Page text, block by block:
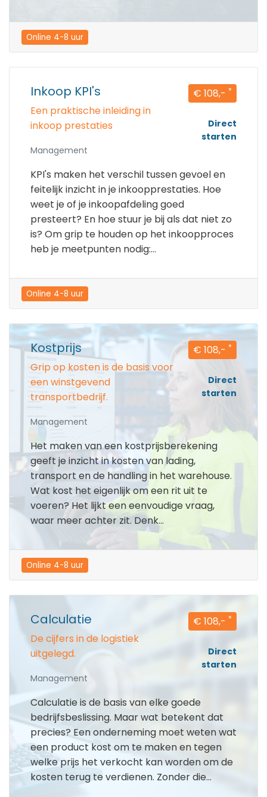
Online 4-8 uur
Inkoop KPI's
Een praktische inleiding in
inkoop prestaties
Management
€ 108,- *
Direct
starten
KPI's maken het verschil tussen gevoel en
feitelijk inzicht in je inkoopprestaties. Hoe
weet je of je inkoopafdeling goed
presteert? En hoe stuur je bij als dat niet zo
is? Om grip te houden op het inkoopproces
heb je meetpunten nodig:...
Online 4-8 uur
Kostprijs
Grip op kosten is de basis voor
een winstgevend
transportbedrijf.
Management
€ 108,- *
Direct
starten
Het maken van een kostprijsberekening
geeft je inzicht in kosten van lading,
transport en de handling in het warehouse.
Wat kost het eigenlijk om een rit uit te
voeren? Het lijkt een eenvoudige vraag,
waar meer achter zit. Denk...
Online 4-8 uur
Calculatie
De cijfers in de logistiek
uitgelegd.
Management
€ 108,- *
Direct
starten
Calculatie is de basis van elke goede
bedrijfsbeslissing. Maar wat betekent dat
precies? Een onderneming moet weten wat
een product kost om te maken en tegen
welke prijs het verkocht kan worden om de
kosten terug te verdienen. Zonder die...